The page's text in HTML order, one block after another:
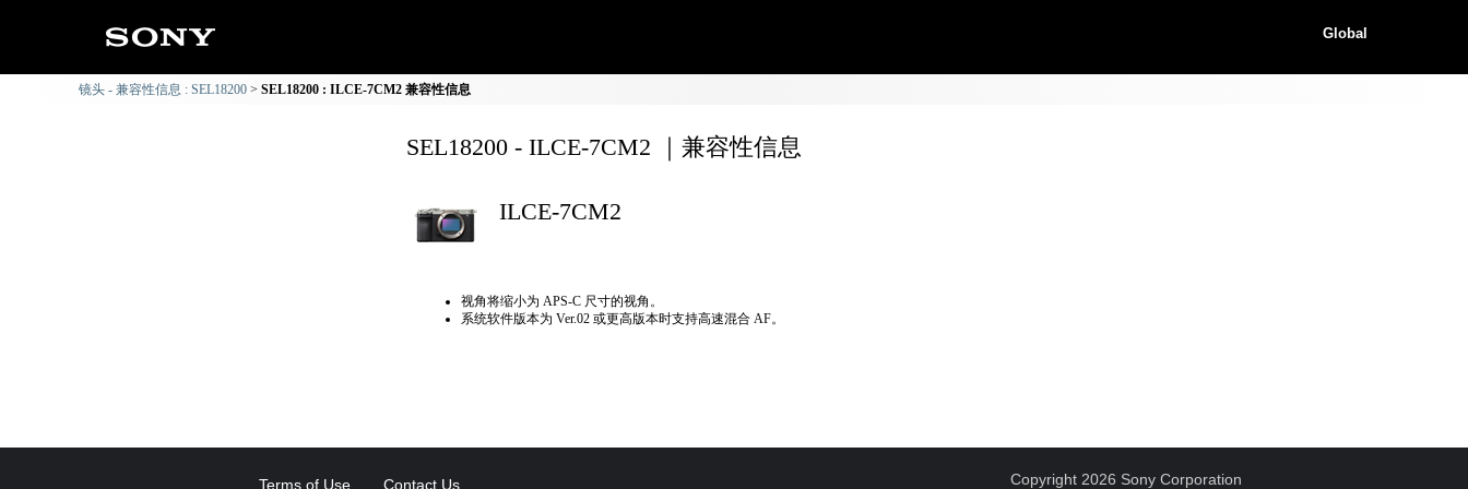
Global
镜头 - 兼容性信息 : SEL18200 SEL18200 : ILCE-7CM2 兼容性信息
SEL18200 - ILCE-7CM2 ｜兼容性信息
ILCE-7CM2
视角将缩小为 APS-C 尺寸的视角。
系统软件版本为 Ver.02 或更高版本时支持高速混合 AF。
Terms of Use Contact Us Copyright 2026 Sony Corporation